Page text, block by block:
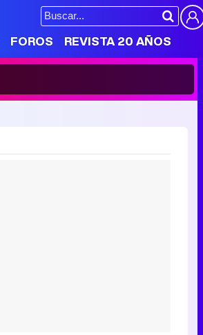
FOROS REVISTA 20 AÑOS